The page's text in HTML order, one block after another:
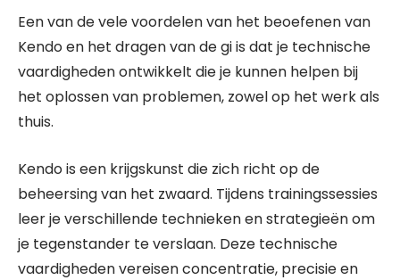
Een van de vele voordelen van het beoefenen van
Kendo en het dragen van de gi is dat je technische
vaardigheden ontwikkelt die je kunnen helpen bij
het oplossen van problemen, zowel op het werk als
thuis.
Kendo is een krijgskunst die zich richt op de
beheersing van het zwaard. Tijdens trainingssessies
leer je verschillende technieken en strategieën om
je tegenstander te verslaan. Deze technische
vaardigheden vereisen concentratie, precisie en